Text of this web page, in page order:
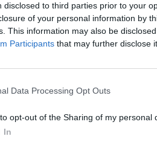
disclosed to third parties prior to your
of your personal information by
This information may also be
Participants that may further disclose
Data Processing Opt Outs
opt-out of the Sharing of my personal
In
nas do preferowanych źródeł w